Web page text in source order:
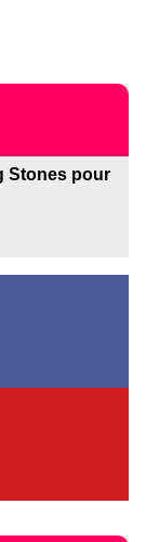
Stones pour